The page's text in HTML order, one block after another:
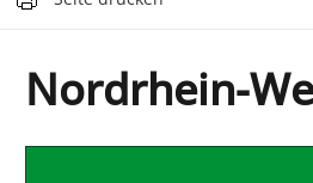
Nordrhein-